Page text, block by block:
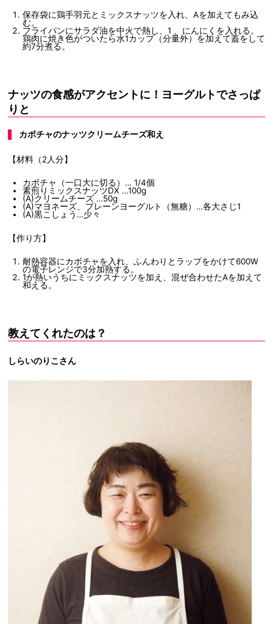
保存袋に鶏手羽元とミックスナッツを入れ、Aを加えてもみ込
む。
フライパンにサラダ油を中火で熱し、1 、にんにくを入れる。
鶏肉に焼き色がついたら水1カップ（分量外）を加えて蓋をして
約7分煮る。
ナッツの食感がアクセントに！ヨーグルトでさっぱ
りと
カボチャのナッツクリームチーズ和え
【材料（2人分】
カボチャ（一口大に切る）… 1/4個
素煎りミックスナッツDX …100g
(A)クリームチーズ …50g
(A)マヨネーズ、プレーンヨーグルト（無糖）…各大さじ1
(A)黒こしょう…少々
【作り方】
耐熱容器にカボチャを入れ、ふんわりとラップをかけて600W
の電子レンジで3分加熱する。
1が熱いうちにミックスナッツを加え、混ぜ合わせたAを加えて
和える。
教えてくれたのは？
しらいのりこさん